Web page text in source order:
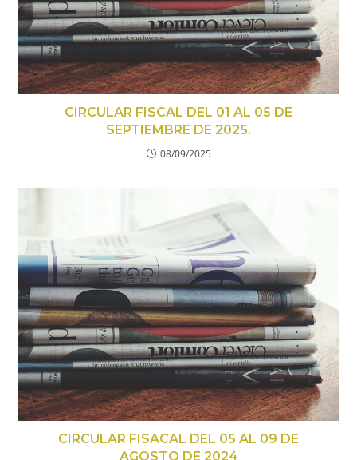
CIRCULAR FISCAL DEL 01 AL 05 DE
SEPTIEMBRE DE 2025.
08/09/2025
CIRCULAR FISACAL DEL 05 AL 09 DE
AGOSTO DE 2024